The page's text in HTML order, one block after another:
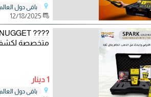
باقي دول العالم
متخصصة لكشف
1 دينار
باقي دول العالم